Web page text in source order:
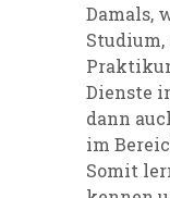
Damals,
Dienste
dann
im
Somit